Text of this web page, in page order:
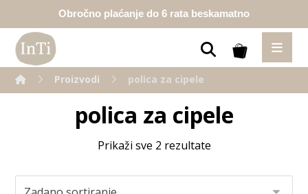
Obročno plaćanje do 6 rata beskamatno
Proizvodi polica za cipele
polica za cipele
Prikaži sve 2 rezultate